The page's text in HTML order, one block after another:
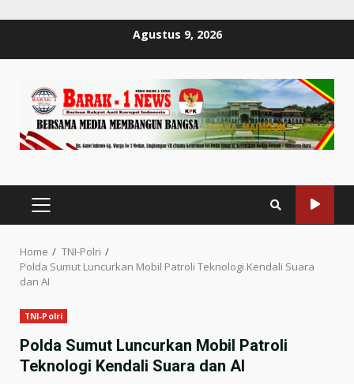
Agustus 9, 2026
PRIMARY
MENU
Home
TNI-Polri
Polda Sumut Luncurkan Mobil Patroli Teknologi Kendali Suara
dan AI
TNI-Polri
Polda Sumut Luncurkan Mobil Patroli
Teknologi Kendali Suara dan AI